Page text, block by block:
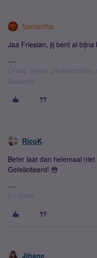
Samantha
Jaa Friesian, jij bent al
Graag alleen privéberichten
Bedankt!
RicoK
Beter laat dan helemaal
Gefeliciteerd! 😳
Ex-Klant
Jihane